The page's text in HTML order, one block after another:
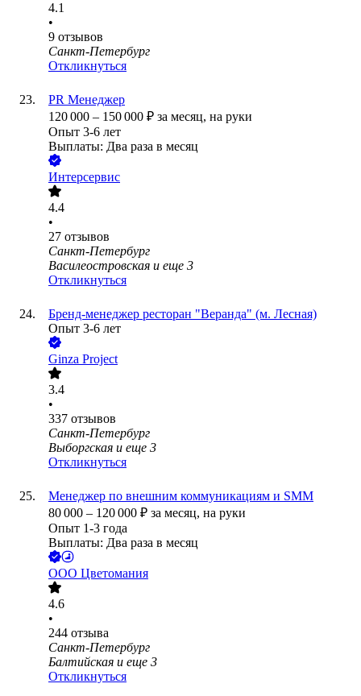
4.1
•
9 отзывов
Санкт-Петербург
Откликнуться
PR Менеджер
120 000 – 150 000 ₽ за месяц, на руки
Опыт 3-6 лет
Выплаты: Два раза в месяц
Интерсервис
4.4
•
27 отзывов
Санкт-Петербург
Василеостровская и еще 3
Откликнуться
Бренд-менеджер ресторан "Веранда" (м. Лесная)
Опыт 3-6 лет
Ginza Project
3.4
•
337 отзывов
Санкт-Петербург
Выборгская и еще 3
Откликнуться
Менеджер по внешним коммуникациям и SMM
80 000 – 120 000 ₽ за месяц, на руки
Опыт 1-3 года
Выплаты: Два раза в месяц
ООО Цветомания
4.6
•
244 отзыва
Санкт-Петербург
Балтийская и еще 3
Откликнуться